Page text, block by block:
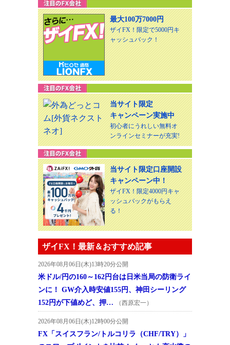
最大100万7000円
ザイFX！限定で5000円キ
ャッシュバック！
当サイト限定
キャンペーン実施中
初心者にうれしい無料オ
ンラインセミナーが充実!
当サイト限定口座開設
キャンペーン中！
ザイFX！限定4000円キャ
ッシュバックがもらえ
る！
ザイFX！最新＆おすすめ記事
2026年08月06日(木)13時20分公開
米ドル/円の160～162円台は日米当局の防衛ライ
ンに！ GW介入時安値155円、神田シーリング
152円が下値めど、押…
（西原宏一）
2026年08月06日(木)12時00分公開
FX「スイスフラン/トルコリラ（CHF/TRY）」